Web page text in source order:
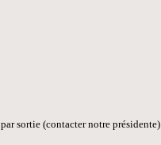
par sortie (contacter notre présidente)